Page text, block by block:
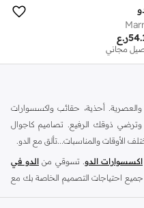
ر.ع
مجاني
والعصرية. أحذية، حقائب واكسسوارات
ذوقك الرفيع. تصاميم كاجوال
الأوقات والمناسبات...تألق مع الدو.
اكسسوارات الدو . تسوقي من الدو في
احتياجات التصميم الخاصة بك مع